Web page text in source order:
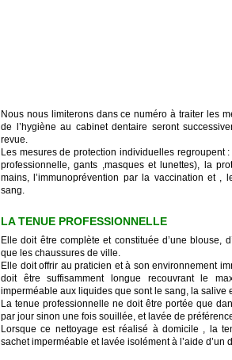
Nous nous limiterons dans ce numéro à traiter les
de l’hygiène au cabinet dentaire seront
revue.
Les mesures de protection individuelles regroupent
professionnelle, gants ,masques et lunettes), la
mains, l’immunoprévention par la vaccination et ,
sang.
LA TENUE PROFESSIONNELLE
Elle doit être complète et constituée d’une blouse,
que les chaussures de ville.
Elle doit offrir au praticien et à son environnement
doit être suffisamment longue recouvrant le
imperméable aux liquides que sont le sang, la salive
La tenue professionnelle ne doit être portée que
par jour sinon une fois souillée, et lavée de
Lorsque ce nettoyage est réalisé à domicile , la
sachet imperméable et lavée isolément à l’aide d’un